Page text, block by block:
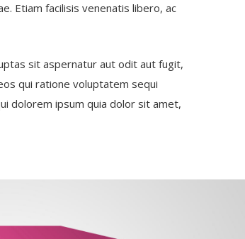
Etiam facilisis venenatis libero, ac
sit aspernatur aut odit aut fugit,
qui ratione voluptatem sequi
dolorem ipsum quia dolor sit amet,